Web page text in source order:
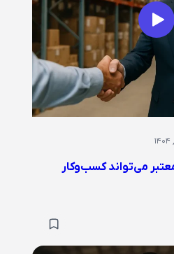
می‌تواند کسب‌وکار